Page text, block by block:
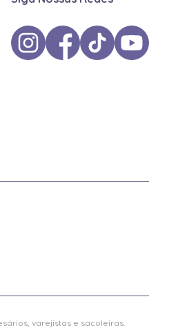
varejistas e sacoleiras.